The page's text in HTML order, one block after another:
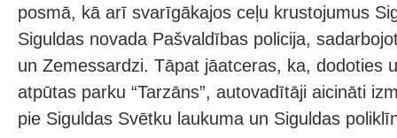
posmā, kā arī svarīgākajos ceļu krustojumus
Siguldas novada Pašvaldības policija,
un Zemessardzi. Tāpat jāatceras, ka, dodoties
atpūtas parku “Tarzāns”, autovadītāji aicināti
pie Siguldas Svētku laukuma un Siguldas